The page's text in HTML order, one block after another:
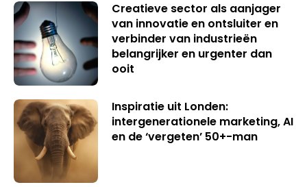
Creatieve sector als aanjager
van innovatie en ontsluiter en
verbinder van industrieën
belangrijker en urgenter dan
ooit
Inspiratie uit Londen:
intergenerationele marketing, AI
en de ‘vergeten’ 50+-man